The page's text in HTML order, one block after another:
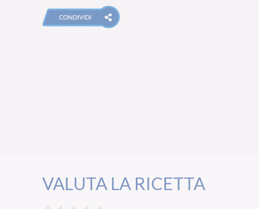
VALUTA LA RICETTA